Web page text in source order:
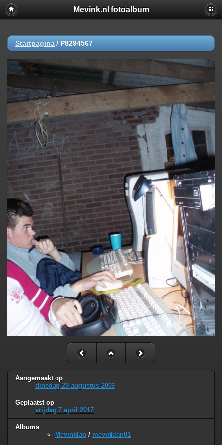
Mevink.nl fotoalbum
Startpagina / P8294567
Aangemaakt op
dinsdag 29 augustus 2006
Geplaatst op
vrijdag 7 april 2017
Albums
Mevinklan / mevinklan01